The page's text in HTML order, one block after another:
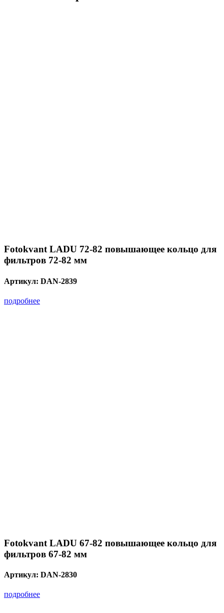
Fotokvant LADU 72-82 повышающее кольцо для
фильтров 72-82 мм
Артикул: DAN-2839
подробнее
Fotokvant LADU 67-82 повышающее кольцо для
фильтров 67-82 мм
Артикул: DAN-2830
подробнее